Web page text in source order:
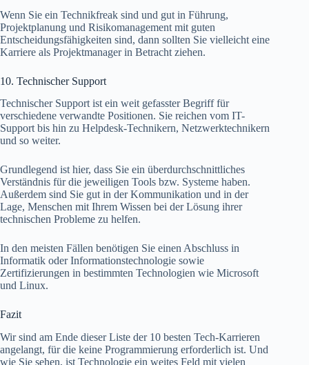
Wenn Sie ein Technikfreak sind und gut in Führung,
Projektplanung und Risikomanagement mit guten
Entscheidungsfähigkeiten sind, dann sollten Sie vielleicht eine
Karriere als Projektmanager in Betracht ziehen.
10. Technischer Support
Technischer Support ist ein weit gefasster Begriff für
verschiedene verwandte Positionen. Sie reichen vom IT-
Support bis hin zu Helpdesk-Technikern, Netzwerktechnikern
und so weiter.
Grundlegend ist hier, dass Sie ein überdurchschnittliches
Verständnis für die jeweiligen Tools bzw. Systeme haben.
Außerdem sind Sie gut in der Kommunikation und in der
Lage, Menschen mit Ihrem Wissen bei der Lösung ihrer
technischen Probleme zu helfen.
In den meisten Fällen benötigen Sie einen Abschluss in
Informatik oder Informationstechnologie sowie
Zertifizierungen in bestimmten Technologien wie Microsoft
und Linux.
Fazit
Wir sind am Ende dieser Liste der 10 besten Tech-Karrieren
angelangt, für die keine Programmierung erforderlich ist. Und
wie Sie sehen, ist Technologie ein weites Feld mit vielen